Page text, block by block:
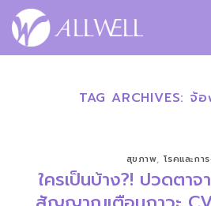
ข้าม
ไป
TAG ARCHIVES: จ้อ
สุขภาพ, โรคและกา
ใครเป็นบ้าง?! ปวดตา